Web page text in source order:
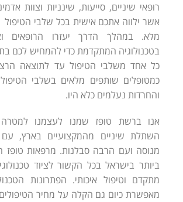
רופאי שיניים, סייעות, שינניות וצוות
אשר ילווה אתכם אישית בכל שלבי
מלא. במהלך הדרך יעזרו הרופאים
בטכנולוגיה המתקדמת כדי להמחיש לכם
כל אחד משלבי הטיפול עד לתוצאה
כמטופלים שותפים מלאים בשלבי
והחרדות נעלמים כלא היו.
אנו ברשת טופז שמנו לעצמנו למטרה
השתלת שיניים מהמקצועיים בארץ, עם
מנוסה ועם הרבה סבלנות. מרפאות טופז
ביותר בישראל בכל הקשור לציוד
מתקדם וטיפול איכותי. הפתרונות
מאפשרת כיום גם הקלה על מחיר